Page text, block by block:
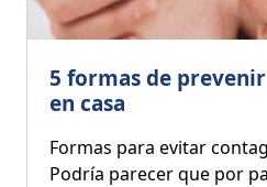
5 formas de
en casa
Formas para evitar
Podría parecer que por